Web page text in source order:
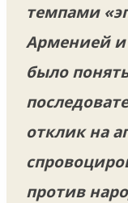
темпами
Арменией
было
отклик на
против